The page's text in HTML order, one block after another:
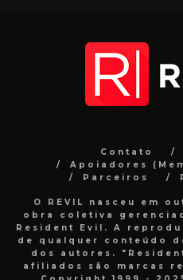
Contato
Apoiadores
Parceiros
O REVIL nasceu em
obra coletiva
Resident Evil. A
de qualquer conteúdo
dos autores.
afiliados são marcas